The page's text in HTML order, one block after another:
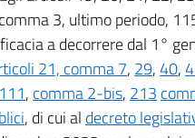
3, ultimo periodo,
a decorrere dal 1°
21, comma 7, 29,40,
111, comma 2-bis, 213
, di cui al decreto